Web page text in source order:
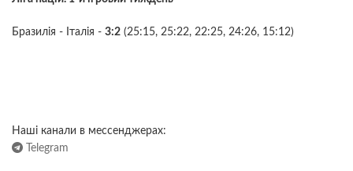
Бразилія - Італія - 3:2 (25:15, 25:22, 22:25, 24:26, 15:12)
Наші канали в мессенджерах:
Telegram